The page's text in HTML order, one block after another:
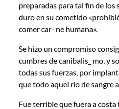
preparadas para tal fin de los
duro en su cometido
comer car- ne humana».
Se hizo un compromiso
cumbres de canibalis_ mo, y
todas sus fuerzas, por
que todo aquel río de sangre
Fue terrible que fuera a